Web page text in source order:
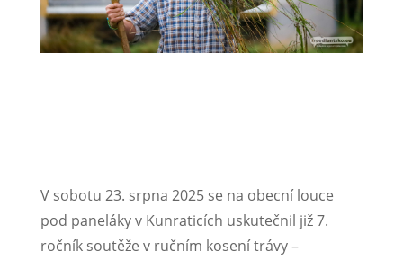
V sobotu 23. srpna 2025 se na obecní louce
pod paneláky v Kunraticích uskutečnil již 7.
ročník soutěže v ručním kosení trávy –